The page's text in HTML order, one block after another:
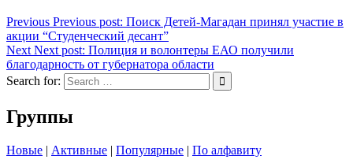
Previous Previous post: Поиск Детей-Магадан принял участие в
акции “Студенческий десант”
Next Next post: Полиция и волонтеры ЕАО получили
благодарность от губернатора области
Search for:
Группы
Новые | Активные | Популярные | По алфавиту